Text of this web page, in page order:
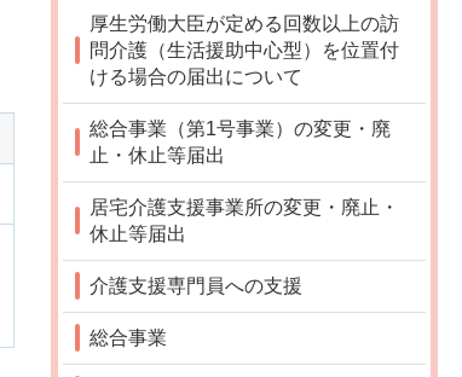
厚生労働大臣が定める回数以上の訪
問介護（生活援助中心型）を位置付
ける場合の届出について
総合事業（第1号事業）の変更・廃
止・休止等届出
居宅介護支援事業所の変更・廃止・
休止等届出
介護支援専門員への支援
総合事業